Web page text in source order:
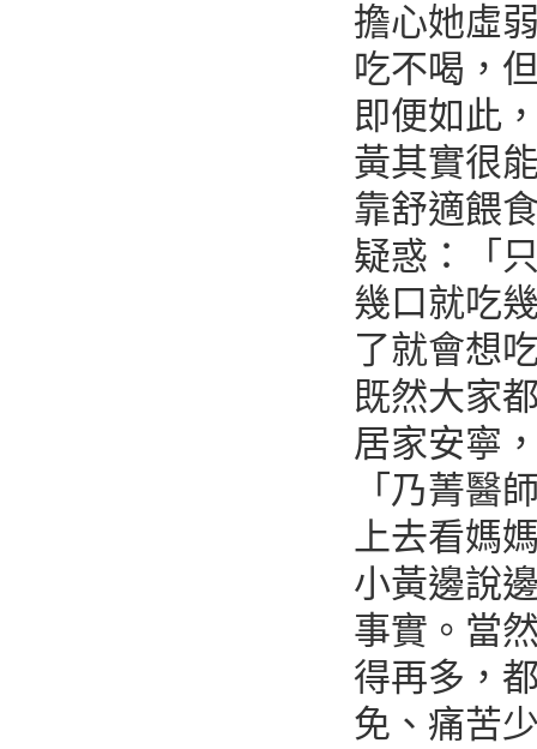
擔心她虛
吃不喝，
即便如此
黃其實很
靠舒適餵
疑惑：「
幾口就吃
了就會想
既然大家
居家安寧
「乃菁醫
上去看媽
小黃邊說
事實。當
得再多，
免、痛苦